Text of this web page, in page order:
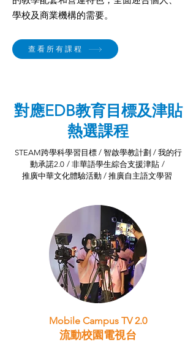
學校及商業機構的需要。
查看所有課程
​對應EDB教育目標及津貼
熱選課程
STEAM跨學科學習目標 / 智啟學教計劃 / 我的行
動承諾2.0 / 非華語學生綜合支援津貼 /
推廣中華文化體驗活動 / 推廣自主語文學習
Mobile Campus TV 2.0
流動校園電視台